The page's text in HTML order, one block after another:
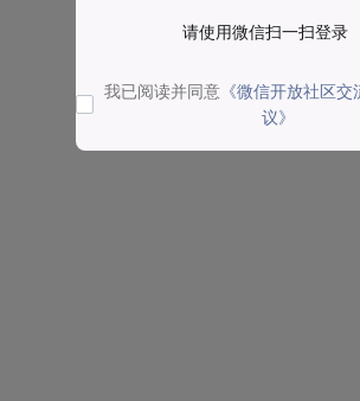
请使用微信扫一扫登录
我已阅读并同意 《微信开放社区
议》